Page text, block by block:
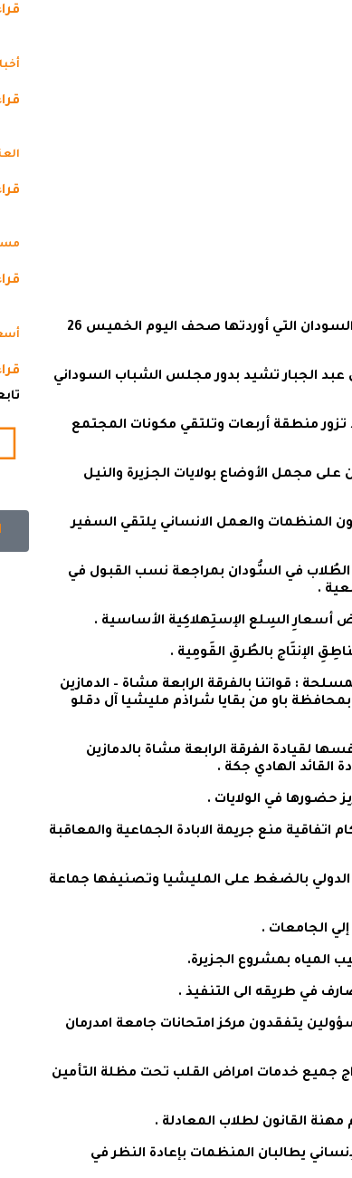
المندرة نيوز تنشر عناوين أخبار السودان التي أوردتها صحف اليوم الخميس 26
الجبار تشيد بدور مجلس الشباب السوداني
منطقة أربعات وتلتقي مكونات المجتمع
مجمل الأوضاع بولايات الجزيرة والنيل
والعمل الانساني يلتقي السفير
الطُلاب في السُّودان بمراجعة نسب القبول في
.
أسعارِ السِلع الإستِهلاكِية الأساسية .
الإنتَاج بالطُرقِ القَومِية .
: قواتنا بالفرقة الرابعة مشاة – الدمازين
باو من بقايا شراذم مليشيا آل دقلو
لقيادة الفرقة الرابعة مشاة بالدمازين
القائد الهادي جكة .
حضورها في الولايات .
اتفاقية منع جريمة الابادة الجماعية والمعاقبة
بالضغط على المليشيا وتصنيفها جماعة
إلي الجامعات .
المياه بمشروع الجزيرة.
في طريقه الى التنفيذ .
يتفقدون مركز امتحانات جامعة امدرمان
جميع خدمات امراض القلب تحت مظلة التأمين
القانون لطلاب المعادلة .
يطالبان المنظمات بإعادة النظر في